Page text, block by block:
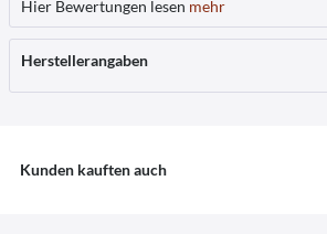
Hier Bewertungen lesen mehr
Herstellerangaben
Kunden kauften auch